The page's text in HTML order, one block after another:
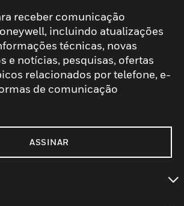
receber comunicação
incluindo atualizações
técnicas, novas
e notícias, pesquisas, ofertas
relacionados por telefone, e-
de comunicação
ASSINAR